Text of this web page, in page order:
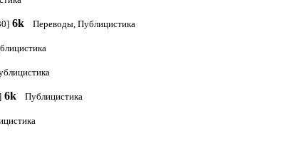
6k Переводы, Публицистика
6k Публицистика